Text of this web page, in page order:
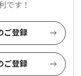
です！
ご登録
ご登録